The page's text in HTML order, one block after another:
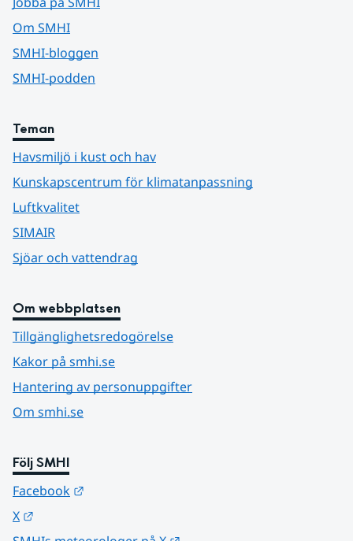
Om SMHI
SMHI-bloggen
SMHI-podden
Teman
Havsmiljö i kust och hav
Kunskapscentrum för klimatanpassning
Luftkvalitet
SIMAIR
Sjöar och vattendrag
Om webbplatsen
Tillgänglighetsredogörelse
Kakor på smhi.se
Hantering av personuppgifter
Om smhi.se
Följ SMHI
Facebook
X